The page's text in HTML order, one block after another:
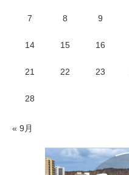
7 8 9
14 15 16
21 22 23
28
« 9月